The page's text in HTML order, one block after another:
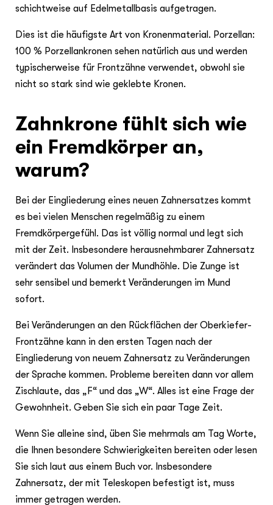
schichtweise auf Edelmetallbasis aufgetragen.
Dies ist die häufigste Art von Kronenmaterial. Porzellan:
100 % Porzellankronen sehen natürlich aus und werden
typischerweise für Frontzähne verwendet, obwohl sie
nicht so stark sind wie geklebte Kronen.
Zahnkrone fühlt sich wie
ein Fremdkörper an,
warum?
Bei der Eingliederung eines neuen Zahnersatzes kommt
es bei vielen Menschen regelmäßig zu einem
Fremdkörpergefühl. Das ist völlig normal und legt sich
mit der Zeit. Insbesondere herausnehmbarer Zahnersatz
verändert das Volumen der Mundhöhle. Die Zunge ist
sehr sensibel und bemerkt Veränderungen im Mund
sofort.
Bei Veränderungen an den Rückflächen der Oberkiefer-
Frontzähne kann in den ersten Tagen nach der
Eingliederung von neuem Zahnersatz zu Veränderungen
der Sprache kommen. Probleme bereiten dann vor allem
Zischlaute, das „F“ und das „W“. Alles ist eine Frage der
Gewohnheit. Geben Sie sich ein paar Tage Zeit.
Wenn Sie alleine sind, üben Sie mehrmals am Tag Worte,
die Ihnen besondere Schwierigkeiten bereiten oder lesen
Sie sich laut aus einem Buch vor. Insbesondere
Zahnersatz, der mit Teleskopen befestigt ist, muss
immer getragen werden.